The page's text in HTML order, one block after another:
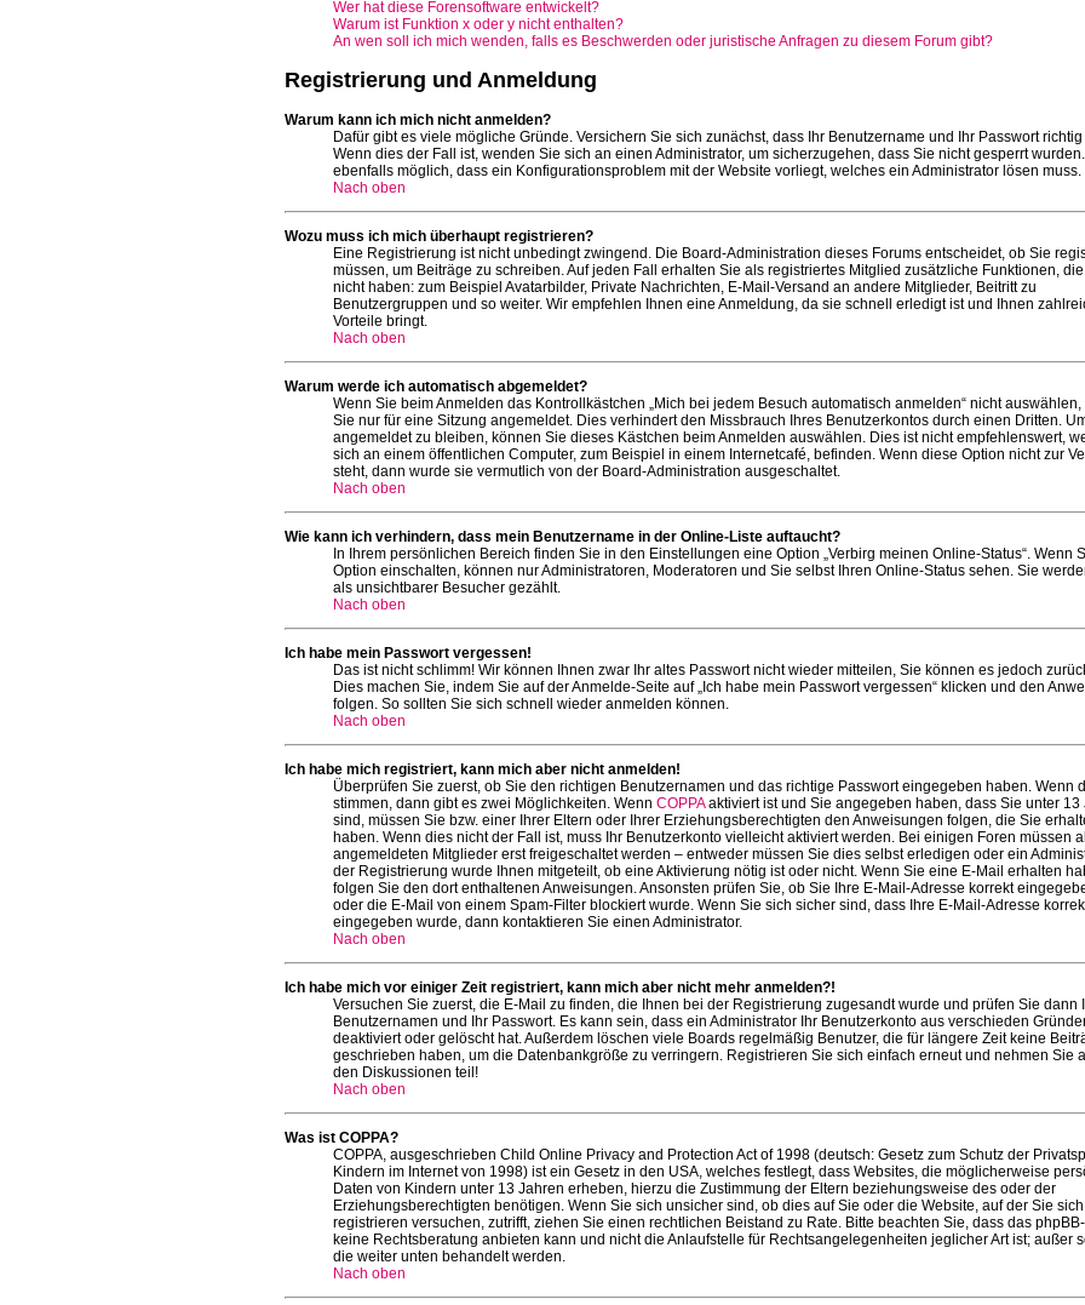
Wer hat diese Forensoftware entwickelt?
Warum ist Funktion x oder y nicht enthalten?
An wen soll ich mich wenden, falls es Beschwerden oder juristische Anfragen zu diesem Forum gibt?
Registrierung und Anmeldung
Warum kann ich mich nicht anmelden?
Dafür gibt es viele mögliche Gründe. Versichern Sie sich zunächst, dass Ihr Benutzername und Ihr Passwort richtig
Wenn dies der Fall ist, wenden Sie sich an einen Administrator, um sicherzugehen, dass Sie nicht gesperrt
ebenfalls möglich, dass ein Konfigurationsproblem mit der Website vorliegt, welches ein Administrator lösen muss.
Nach oben
Wozu muss ich mich überhaupt registrieren?
Eine Registrierung ist nicht unbedingt zwingend. Die Board-Administration dieses Forums entscheidet, ob Sie
müssen, um Beiträge zu schreiben. Auf jeden Fall erhalten Sie als registriertes Mitglied zusätzliche Funktionen, die
nicht haben: zum Beispiel Avatarbilder, Private Nachrichten, E-Mail-Versand an andere Mitglieder, Beitritt zu
Benutzergruppen und so weiter. Wir empfehlen Ihnen eine Anmeldung, da sie schnell erledigt ist und Ihnen
Vorteile bringt.
Nach oben
Warum werde ich automatisch abgemeldet?
Wenn Sie beim Anmelden das Kontrollkästchen „Mich bei jedem Besuch automatisch anmelden“ nicht auswählen,
Sie nur für eine Sitzung angemeldet. Dies verhindert den Missbrauch Ihres Benutzerkontos durch einen Dritten.
angemeldet zu bleiben, können Sie dieses Kästchen beim Anmelden auswählen. Dies ist nicht empfehlenswert,
sich an einem öffentlichen Computer, zum Beispiel in einem Internetcafé, befinden. Wenn diese Option nicht zur
steht, dann wurde sie vermutlich von der Board-Administration ausgeschaltet.
Nach oben
Wie kann ich verhindern, dass mein Benutzername in der Online-Liste auftaucht?
In Ihrem persönlichen Bereich finden Sie in den Einstellungen eine Option „Verbirg meinen Online-Status“. Wenn
Option einschalten, können nur Administratoren, Moderatoren und Sie selbst Ihren Online-Status sehen. Sie
als unsichtbarer Besucher gezählt.
Nach oben
Ich habe mein Passwort vergessen!
Das ist nicht schlimm! Wir können Ihnen zwar Ihr altes Passwort nicht wieder mitteilen, Sie können es jedoch
Dies machen Sie, indem Sie auf der Anmelde-Seite auf „Ich habe mein Passwort vergessen“ klicken und den
folgen. So sollten Sie sich schnell wieder anmelden können.
Nach oben
Ich habe mich registriert, kann mich aber nicht anmelden!
Überprüfen Sie zuerst, ob Sie den richtigen Benutzernamen und das richtige Passwort eingegeben haben. Wenn
stimmen, dann gibt es zwei Möglichkeiten. Wenn COPPAaktiviert ist und Sie angegeben haben, dass Sie unter 13
sind, müssen Sie bzw. einer Ihrer Eltern oder Ihrer Erziehungsberechtigten den Anweisungen folgen, die Sie
haben. Wenn dies nicht der Fall ist, muss Ihr Benutzerkonto vielleicht aktiviert werden. Bei einigen Foren müssen
angemeldeten Mitglieder erst freigeschaltet werden – entweder müssen Sie dies selbst erledigen oder ein
der Registrierung wurde Ihnen mitgeteilt, ob eine Aktivierung nötig ist oder nicht. Wenn Sie eine E-Mail erhalten
folgen Sie den dort enthaltenen Anweisungen. Ansonsten prüfen Sie, ob Sie Ihre E-Mail-Adresse korrekt
oder die E-Mail von einem Spam-Filter blockiert wurde. Wenn Sie sich sicher sind, dass Ihre E-Mail-Adresse
eingegeben wurde, dann kontaktieren Sie einen Administrator.
Nach oben
Ich habe mich vor einiger Zeit registriert, kann mich aber nicht mehr anmelden?!
Versuchen Sie zuerst, die E-Mail zu finden, die Ihnen bei der Registrierung zugesandt wurde und prüfen Sie dann
Benutzernamen und Ihr Passwort. Es kann sein, dass ein Administrator Ihr Benutzerkonto aus verschieden
deaktiviert oder gelöscht hat. Außerdem löschen viele Boards regelmäßig Benutzer, die für längere Zeit keine
geschrieben haben, um die Datenbankgröße zu verringern. Registrieren Sie sich einfach erneut und nehmen Sie
den Diskussionen teil!
Nach oben
Was ist COPPA?
COPPA, ausgeschrieben Child Online Privacy and Protection Act of 1998 (deutsch: Gesetz zum Schutz der
Kindern im Internet von 1998) ist ein Gesetz in den USA, welches festlegt, dass Websites, die möglicherweise
Daten von Kindern unter 13 Jahren erheben, hierzu die Zustimmung der Eltern beziehungsweise des oder der
Erziehungsberechtigten benötigen. Wenn Sie sich unsicher sind, ob dies auf Sie oder die Website, auf der Sie sich
registrieren versuchen, zutrifft, ziehen Sie einen rechtlichen Beistand zu Rate. Bitte beachten Sie, dass das
keine Rechtsberatung anbieten kann und nicht die Anlaufstelle für Rechtsangelegenheiten jeglicher Art ist; außer
die weiter unten behandelt werden.
Nach oben